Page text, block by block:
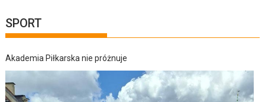
SPORT
Akademia Piłkarska nie próżnuje